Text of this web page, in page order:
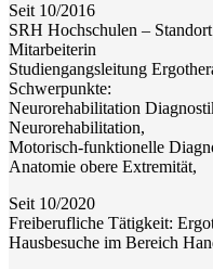
Seit 10/2016
SRH Hochschulen –
Mitarbeiterin
Studiengangsleitung
Schwerpunkte:
Neurorehabilitation
Neurorehabilitation,
Motorisch-funktionelle
Anatomie obere Extremität,
Seit 10/2020
Freiberufliche Tätigkeit:
Hausbesuche im Bereich